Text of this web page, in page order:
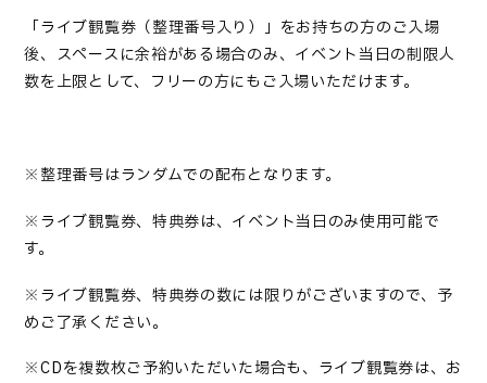
「ライブ観覧券（整理番号入り） 」 をお持ちの方のご入場
後、スペースに余裕がある場合のみ、イベント当日の制限人
数を上限として、フリーの方にもご入場いただけます。
※整理番号はランダムでの配布となります。
※ライブ観覧券、特典券は、イベント当日のみ使用可能で
す。
※ライブ観覧券、特典券の数には限りがございますので、予
めご了承ください。
※CDを複数枚ご予約いただいた場合も、ライブ観覧券は、お